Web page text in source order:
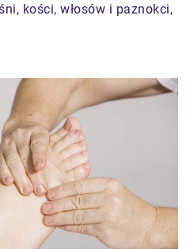
kości, włosów i paznokci,